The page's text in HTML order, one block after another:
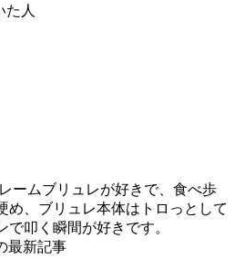
ームブリュレが好きで、食べ歩
め、ブリュレ本体はトロっとして
叩く瞬間が好きです。